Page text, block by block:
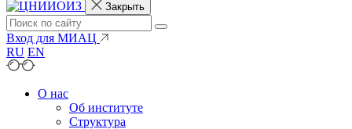
Закрыть
Вход для МИАЦ
RU EN
О нас
Об институте
Структура